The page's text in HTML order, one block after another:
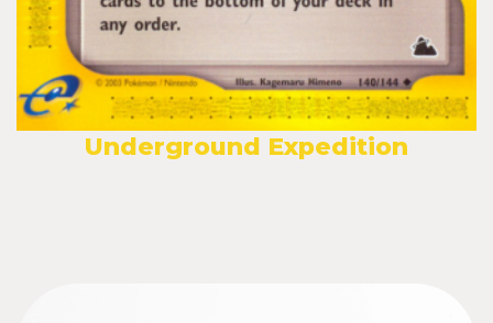
Underground Expedition